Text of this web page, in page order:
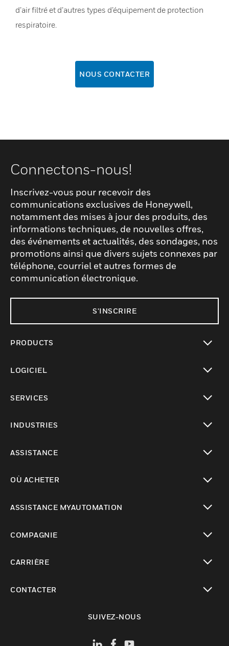
d’air filtré et d’autres types d’équipement de protection
respiratoire.
NOUS CONTACTER
Connectons-nous!
Inscrivez-vous pour recevoir des
communications exclusives de Honeywell,
notamment des mises à jour des produits, des
informations techniques, de nouvelles offres,
des événements et actualités, des sondages, nos
promotions ainsi que divers sujets connexes par
téléphone, courriel et autres formes de
communication électronique.
S'INSCRIRE
PRODUCTS
LOGICIEL
SERVICES
INDUSTRIES
ASSISTANCE
OÙ ACHETER
ASSISTANCE MYAUTOMATION
COMPAGNIE
CARRIÈRE
CONTACTER
SUIVEZ-NOUS